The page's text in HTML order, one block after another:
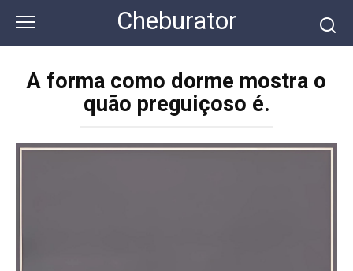
контенту
Cheburator
A forma como dorme mostra o
quão preguiçoso é.